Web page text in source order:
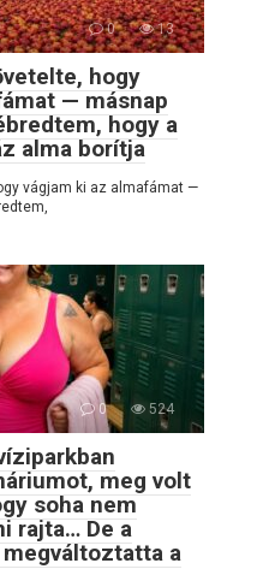
0 13
hogy
— másnap
hogy a
alma borítja
vágjam ki az almafámat —
0 524
meg volt
soha nem
rajta… De a
a